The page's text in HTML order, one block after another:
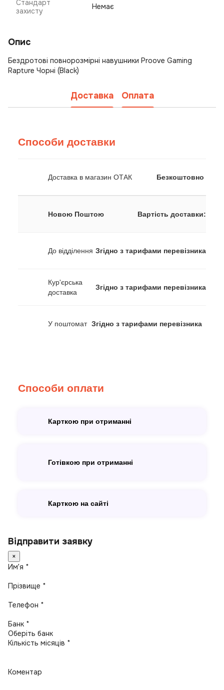
Стандарт
захисту
Немає
Опис
Бездротові повнорозмірні навушники Proove Gaming
Rapture Чорні (Black)
Доставка Оплата
Способи доставки
Доставка в магазин ОТАК Безкоштовно
Новою Поштою Вартість доставки:
До відділення Згідно з тарифами перевізника
Кур'єрська
доставка
Згідно з тарифами перевізника
У поштомат Згідно з тарифами перевізника
Способи оплати
Карткою при отриманні
Готівкою при отриманні
Карткою на сайті
Відправити заявку
×
Имʼя *
Прізвище *
Телефон *
Банк *
Кількість місяців *
Коментар